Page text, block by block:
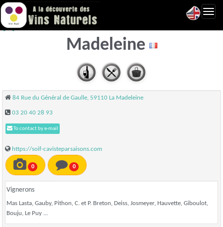
Soif Caviste Par Saisons - La
Madeleine
84 Rue du Général de Gaulle, 59110 La Madeleine
03 20 40 28 93
To contact by e-mail
https://soif-cavisteparsaisons.com
0 0
Vignerons
Mas Lasta, Gauby, Pithon, C. et P. Breton, Deiss, Josmeyer, Hauvette, Giboulot,
Bouju, Le Puy ...